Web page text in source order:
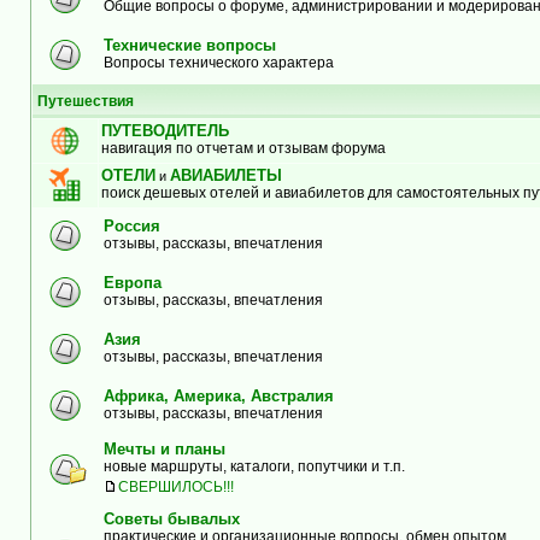
Общие вопросы о форуме, администрировании и
Технические вопросы
Вопросы технического характера
Путешествия
ПУТЕВОДИТЕЛЬ
навигация по отчетам и отзывам форума
ОТЕЛИ и АВИАБИЛЕТЫ
поиск дешевых отелей и авиабилетов для самостоятельных
Россия
отзывы, рассказы, впечатления
Европа
отзывы, рассказы, впечатления
Азия
отзывы, рассказы, впечатления
Африка, Америка, Австралия
отзывы, рассказы, впечатления
Мечты и планы
новые маршруты, каталоги, попутчики и т.п.
СВЕРШИЛОСЬ!!!
Советы бывалых
практические и организационные вопросы, обмен опытом